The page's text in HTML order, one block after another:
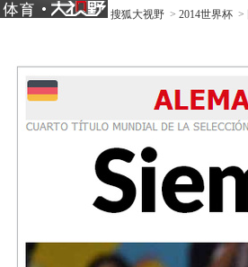
搜狐大视野 > 2014世界杯 >